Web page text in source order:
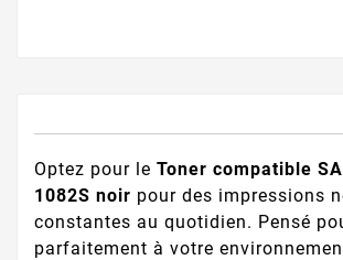
Optez pour le Toner compatible
1082S noir pour des impressions
constantes au quotidien. Pensé
parfaitement à votre